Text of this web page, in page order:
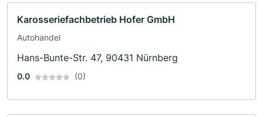
Karosseriefachbetrieb Hofer GmbH
Autohandel
Hans-Bunte-Str. 47, 90431 Nürnberg
0.0 (0)